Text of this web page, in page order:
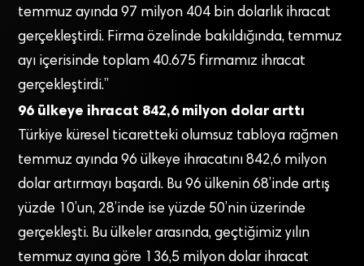
temmuz ayında 97 milyon 404 bin dolarlık ihracat
gerçekleştirdi. Firma özelinde bakıldığında, temmuz
ayı içerisinde toplam 40.675 firmamız ihracat
gerçekleştirdi.”
96 ülkeye ihracat 842,6 milyon dolar arttı
Türkiye küresel ticaretteki olumsuz tabloya rağmen
temmuz ayında 96 ülkeye ihracatını 842,6 milyon
dolar artırmayı başardı. Bu 96 ülkenin 68’inde artış
yüzde 10’un, 28’inde ise yüzde 50’nin üzerinde
gerçekleşti. Bu ülkeler arasında, geçtiğimiz yılın
temmuz ayına göre 136,5 milyon dolar ihracat